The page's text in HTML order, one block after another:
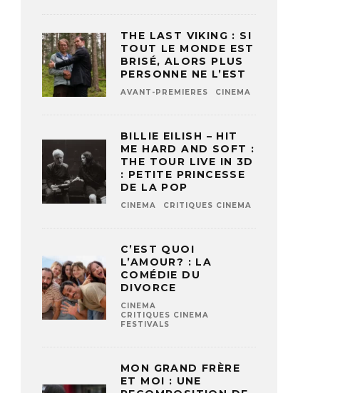
THE LAST VIKING : SI
TOUT LE MONDE EST
BRISÉ, ALORS PLUS
PERSONNE NE L’EST
AVANT-PREMIERES CINEMA
BILLIE EILISH – HIT
ME HARD AND SOFT :
THE TOUR LIVE IN 3D
: PETITE PRINCESSE
DE LA POP
CINEMA CRITIQUES CINEMA
C’EST QUOI
L’AMOUR? : LA
COMÉDIE DU
DIVORCE
CINEMA
CRITIQUES CINEMA
FESTIVALS
MON GRAND FRÈRE
ET MOI : UNE